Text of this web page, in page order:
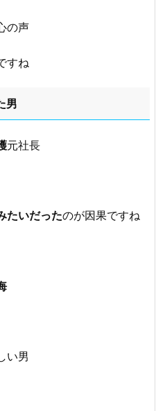
の声
すね
男
元社長
たいだったのが因果ですね
い男